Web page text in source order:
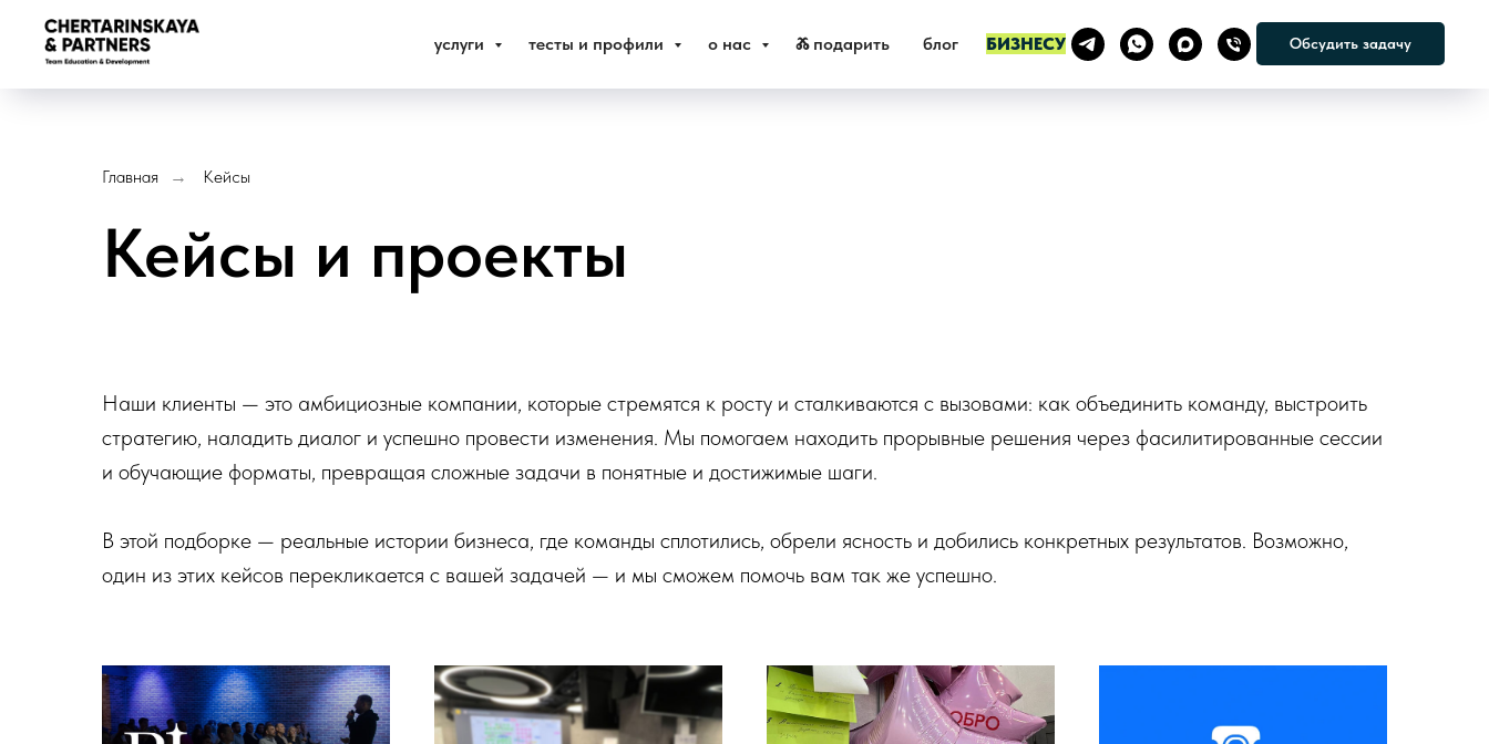
услуги тесты и профили о нас Ⰶ подарить блог БИЗНЕСУ Обсудить задачу
Главная → Кейсы
Кейсы и проекты
Наши клиенты — это амбициозные компании, которые стремятся к росту и сталкиваются с вызовами: как объединить команду, выстроить
стратегию, наладить диалог и успешно провести изменения. Мы помогаем находить прорывные решения через фасилитированные сессии
и обучающие форматы, превращая сложные задачи в понятные и достижимые шаги.
В этой подборке — реальные истории бизнеса, где команды сплотились, обрели ясность и добились конкретных результатов. Возможно,
один из этих кейсов перекликается с вашей задачей — и мы сможем помочь вам так же успешно.